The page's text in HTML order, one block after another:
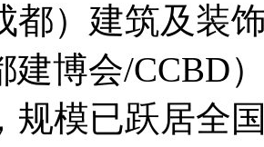
都）建筑及装
建博会/CCBD
规模已跃居全